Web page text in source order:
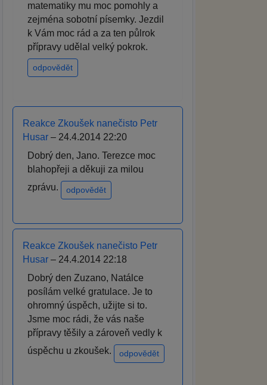
matematiky mu moc pomohly a
zejména sobotní písemky. Jezdil
k Vám moc rád a za ten půlrok
přípravy udělal velký pokrok.
odpovědět
Reakce Zkoušek nanečisto Petr
Husar – 24.4.2014 22:20
Dobrý den, Jano. Terezce moc
blahopřeji a děkuji za milou
zprávu.
odpovědět
Reakce Zkoušek nanečisto Petr
Husar – 24.4.2014 22:18
Dobrý den Zuzano, Natálce
posílám velké gratulace. Je to
ohromný úspěch, užijte si to.
Jsme moc rádi, že vás naše
přípravy těšily a zároveň vedly k
úspěchu u zkoušek.
odpovědět